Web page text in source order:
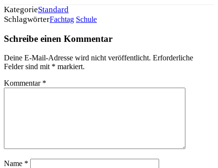
KategorieStandard
SchlagwörterFachtag Schule
Schreibe einen Kommentar
Deine E-Mail-Adresse wird nicht veröffentlicht. Erforderliche
Felder sind mit * markiert.
Kommentar *
Name *